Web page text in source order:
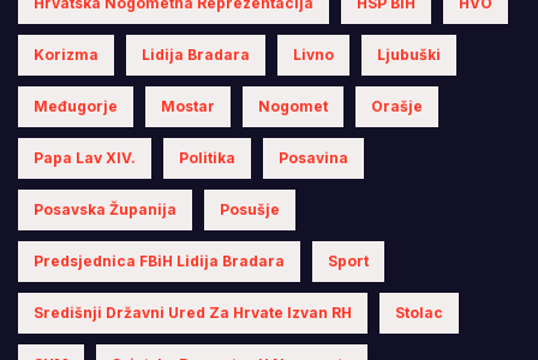
Korizma Lidija Bradara Livno Ljubuški
Međugorje Mostar Nogomet Orašje
Papa Lav XIV. Politika Posavina
Posavska Županija Posušje
Predsjednica FBiH Lidija Bradara Sport
Središnji Državni Ured Za Hrvate Izvan RH Stolac